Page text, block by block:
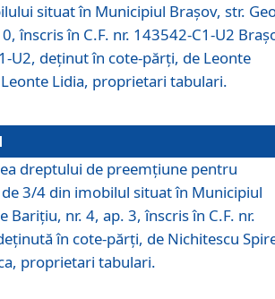
situat în Municipiul Braşov, str.
înscris în C.F. nr. 143542-C1-U2
U2, deținut în cote-părți, de Leonte
Lidia, proprietari tabulari.
dreptului de preemţiune pentru
3/4 din imobilul situat în Municipiul
Barițiu, nr. 4, ap. 3, înscris în C.F. nr.
în cote-părți, de Nichitescu
proprietari tabulari.